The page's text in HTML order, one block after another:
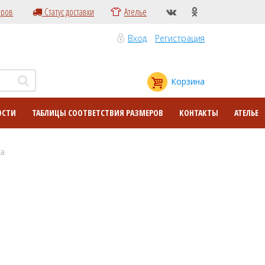
Статус доставки Ателье
Вход Регистрация
Корзина
ТАБЛИЦЫ СООТВЕТСТВИЯ РАЗМЕРОВ КОНТАКТЫ АТЕЛЬЕ